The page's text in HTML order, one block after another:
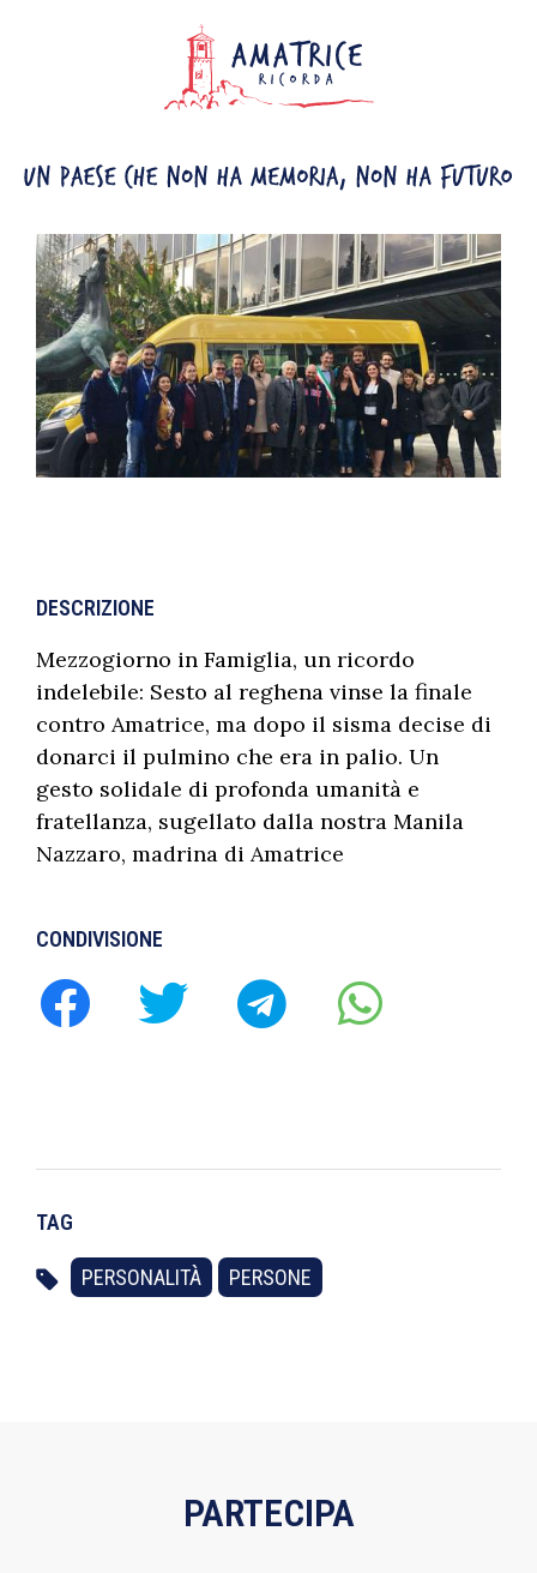
DESCRIZIONE
Mezzogiorno in Famiglia, un ricordo
indelebile: Sesto al reghena vinse la finale
contro Amatrice, ma dopo il sisma decise di
donarci il pulmino che era in palio. Un
gesto solidale di profonda umanità e
fratellanza, sugellato dalla nostra Manila
Nazzaro, madrina di Amatrice
CONDIVISIONE
TAG
PERSONALITÀ PERSONE
PARTECIPA